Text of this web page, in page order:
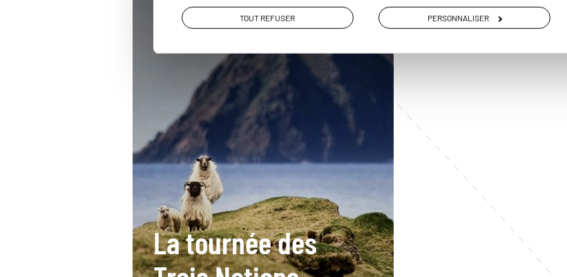
TOUT REFUSER PERSONNALISER
La tournée des